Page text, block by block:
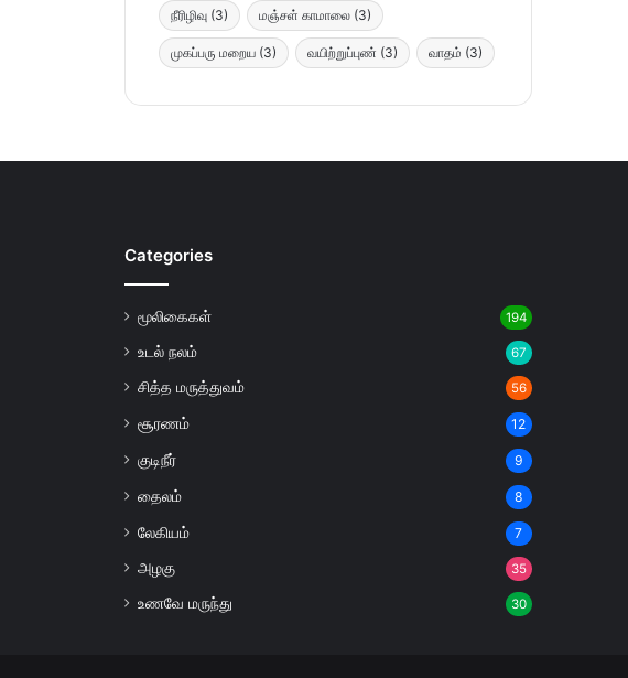
நீரிழிவு (3) மஞ்சள் காமாலை (3)
முகப்பரு மறைய (3) வயிற்றுப்புண் (3) வாதம் (3)
Categories
மூலிகைகள் 194
உடல் நலம் 67
சித்த மருத்துவம் 56
சூரணம் 12
குடிநீர் 9
தைலம் 8
லேகியம் 7
அழகு 35
உணவே மருந்து 30